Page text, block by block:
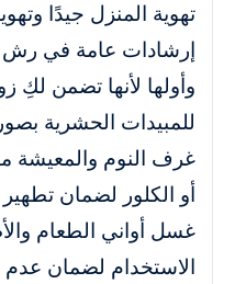
تهوية المنزل جيدًا
إرشادات عامة في رش
وأولها لأنها تضمن لكِ
للمبيدات الحشرية
غرف النوم والمعيشة
أو الكلور لضمان
غسل أواني الطعام
الاستخدام لضمان